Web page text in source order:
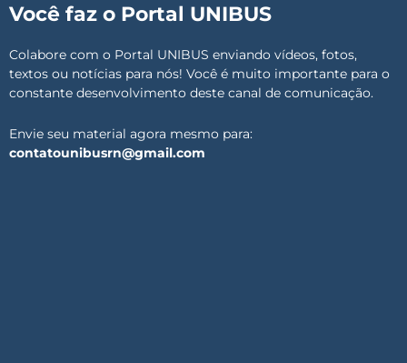
Você faz o Portal UNIBUS
Colabore com o Portal UNIBUS enviando vídeos, fotos,
textos ou notícias para nós! Você é muito importante para o
constante desenvolvimento deste canal de comunicação.
Envie seu material agora mesmo para:
contatounibusrn@gmail.com